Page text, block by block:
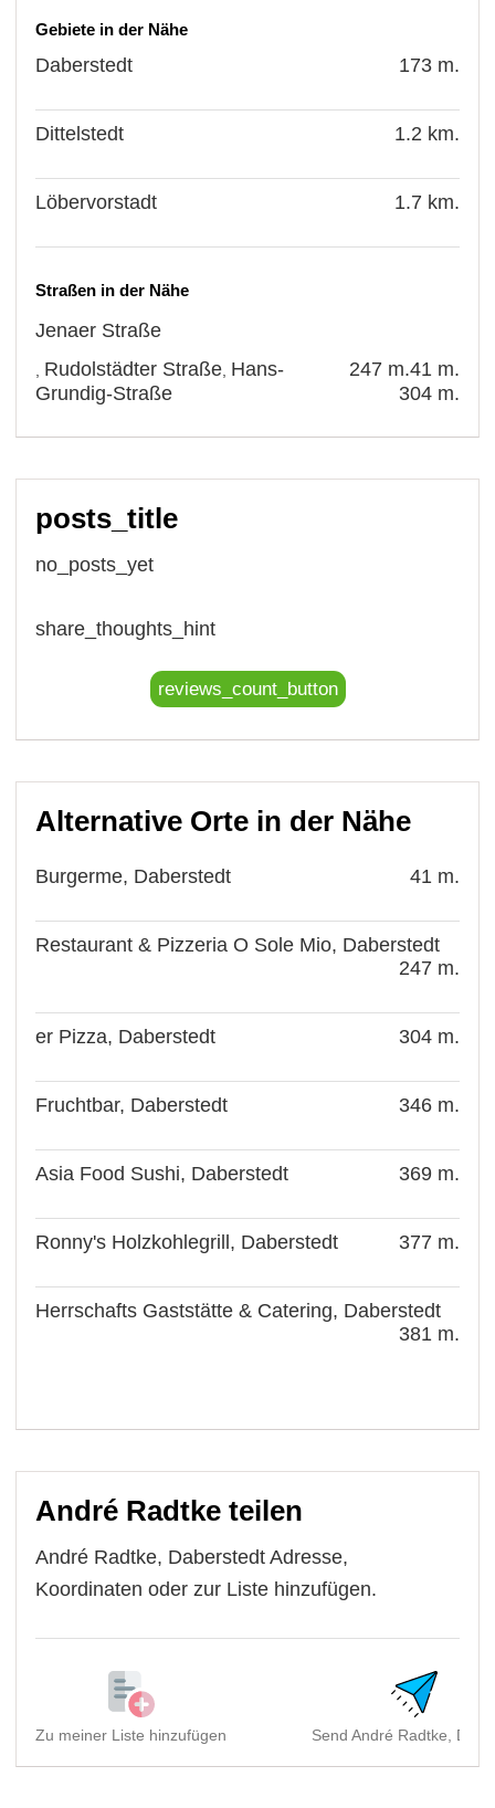
Gebiete in der Nähe
Daberstedt 173 m.
Dittelstedt 1.2 km.
Löbervorstadt 1.7 km.
Straßen in der Nähe
Jenaer Straße
41 m.
Rudolstädter Straße 247 m.
Hans-
Grundig-Straße
304 m.
posts_title
no_posts_yet
share_thoughts_hint
reviews_count_button
Alternative Orte in der Nähe
Burgerme, Daberstedt 41 m.
Restaurant & Pizzeria O Sole Mio, Daberstedt
247 m.
er Pizza, Daberstedt 304 m.
Fruchtbar, Daberstedt 346 m.
Asia Food Sushi, Daberstedt 369 m.
Ronny's Holzkohlegrill, Daberstedt 377 m.
Herrschafts Gaststätte & Catering, Daberstedt
381 m.
André Radtke teilen
André Radtke, Daberstedt Adresse,
Koordinaten oder zur Liste hinzufügen.
Zu meiner Liste hinzufügen Send André Radtke,